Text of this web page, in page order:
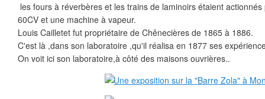
les fours à réverbères et les trains de laminoirs étaient
60CV et une machine à vapeur.
Louis Cailletet fut propriétaire de Chênecières de 1865 à 1886.
C'est là ,dans son laboratoire ,qu'il réalisa en 1877 ses
On voit ici son laboratoire,à côté des maisons ouvrières..